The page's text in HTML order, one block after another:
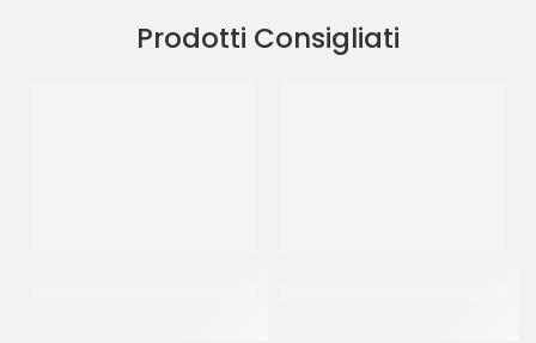
Prodotti Consigliati